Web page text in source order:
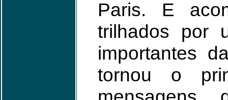
Paris. E
trilhados por
importantes
tornou o